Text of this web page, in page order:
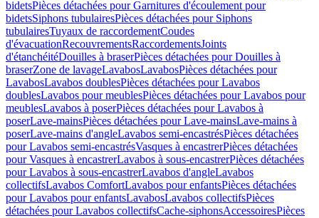
bidetsPièces détachées pour Garnitures d'écoulement pour
bidetsSiphons tubulairesPièces détachées pour Siphons
tubulairesTuyaux de raccordementCoudes
d'évacuationRecouvrementsRaccordementsJoints
d'étanchéitéDouilles à braserPièces détachées pour Douilles à
braserZone de lavageLavabosLavabosPièces détachées pour
LavabosLavabos doublesPièces détachées pour Lavabos
doublesLavabos pour meublesPièces détachées pour Lavabos pour
meublesLavabos à poserPièces détachées pour Lavabos à
poserLave-mainsPièces détachées pour Lave-mainsLave-mains à
poserLave-mains d'angleLavabos semi-encastrésPièces détachées
pour Lavabos semi-encastrésVasques à encastrerPièces détachées
pour Vasques à encastrerLavabos à sous-encastrerPièces détachées
pour Lavabos à sous-encastrerLavabos d'angleLavabos
collectifsLavabos ComfortLavabos pour enfantsPièces détachées
pour Lavabos pour enfantsLavabosLavabos collectifsPièces
détachées pour Lavabos collectifsCache-siphonsAccessoiresPièces